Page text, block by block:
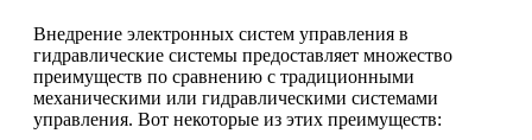
Внедрение электронных систем управления в
гидравлические системы предоставляет множество
преимуществ по сравнению с традиционными
механическими или гидравлическими системами
управления. Вот некоторые из этих преимуществ: